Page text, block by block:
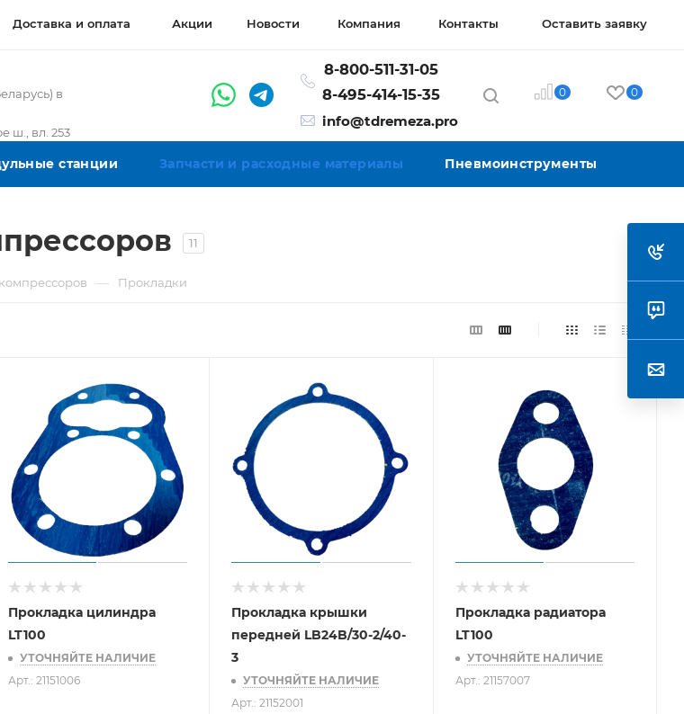
Доставка и оплата Акции Новости Компания Контакты Оставить заявку
в
ш., вл. 253
8-800-511-31-05
8-495-414-15-35
info@tdremeza.pro
0 0
станции Запчасти и расходные материалы Пневмоинструменты
11
— Прокладки
Прокладка цилиндра
LT100
УТОЧНЯЙТЕ НАЛИЧИЕ
Арт.: 21151006
Прокладка крышки
передней LB24B/30-2/40-
3
УТОЧНЯЙТЕ НАЛИЧИЕ
Арт.: 21152001
Прокладка радиатора
LT100
УТОЧНЯЙТЕ НАЛИЧИЕ
Арт.: 21157007